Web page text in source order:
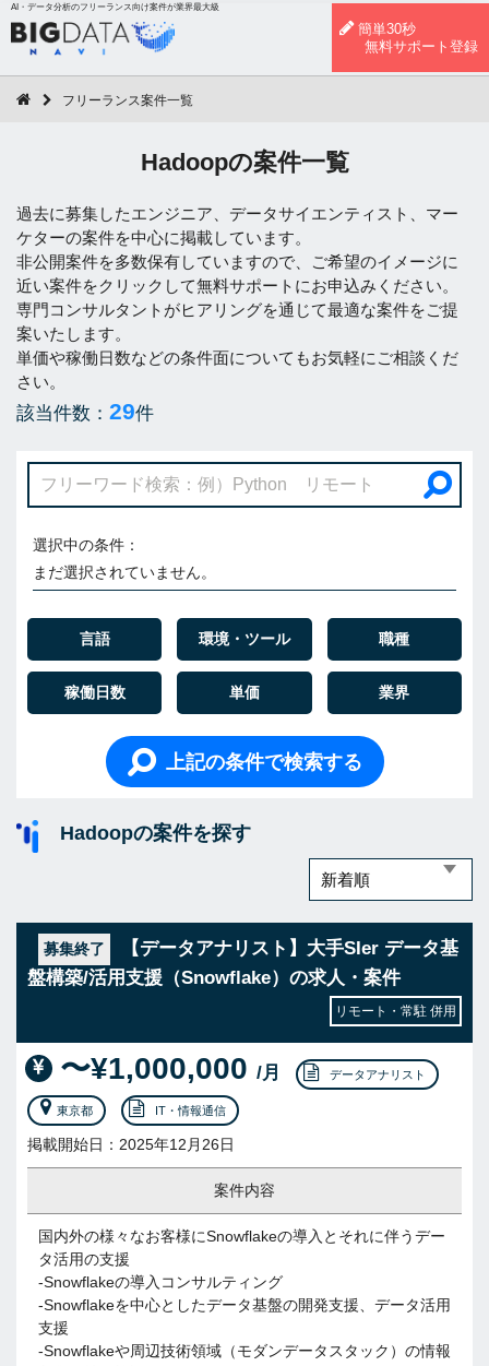
AI・データ分析のフリーランス向け案件が業界最大級
簡単30秒
無料サポート登録
フリーランス案件一覧
Hadoopの案件一覧
過去に募集したエンジニア、データサイエンティスト、マー
ケターの案件を中心に掲載しています。
非公開案件を多数保有していますので、ご希望のイメージに
近い案件をクリックして無料サポートにお申込みください。
専門コンサルタントがヒアリングを通じて最適な案件をご提
案いたします。
単価や稼働日数などの条件面についてもお気軽にご相談くだ
さい。
該当件数： 29件
選択中の条件：
まだ選択されていません。
言語 環境・ツール 職種
稼働日数 単価 業界
上記の条件で検索する
Hadoopの案件を探す
募集終了
【データアナリスト】大手SIer データ基
盤構築/活用支援（Snowflake）の求人・案件
リモート・常駐 併用
〜¥1,000,000 /月 データアナリスト
東京都 IT・情報通信
掲載開始日：2025年12月26日
案件内容
国内外の様々なお客様にSnowflakeの導入とそれに伴うデー
タ活用の支援
-Snowflakeの導入コンサルティング
-Snowflakeを中心としたデータ基盤の開発支援、データ活用
支援
-Snowflakeや周辺技術領域（モダンデータスタック）の情報